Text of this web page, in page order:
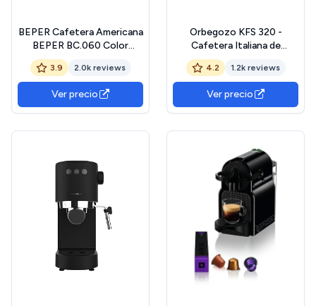
BEPER Cafetera Americana
BEPER BC.060 Color
Negro, 6 Tazas, de Goteo
3.9 2.0k reviews
Ver precio
Orbegozo KFS 320 -
Cafetera Italiana de
Aluminio, 3 Tazas de
Capacidad, Mango
ergonómico, válvula de
Seguridad, Filtro
Desmontable
4.2 1.2k reviews
Ver precio